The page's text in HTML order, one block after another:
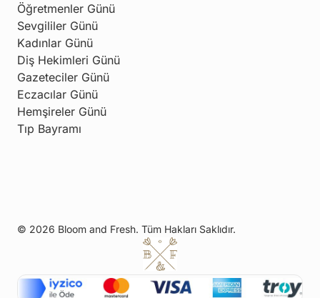
Öğretmenler Günü
Sevgililer Günü
Kadınlar Günü
Diş Hekimleri Günü
Gazeteciler Günü
Eczacılar Günü
Hemşireler Günü
Tıp Bayramı
© 2026 Bloom and Fresh. Tüm Hakları Saklıdır.